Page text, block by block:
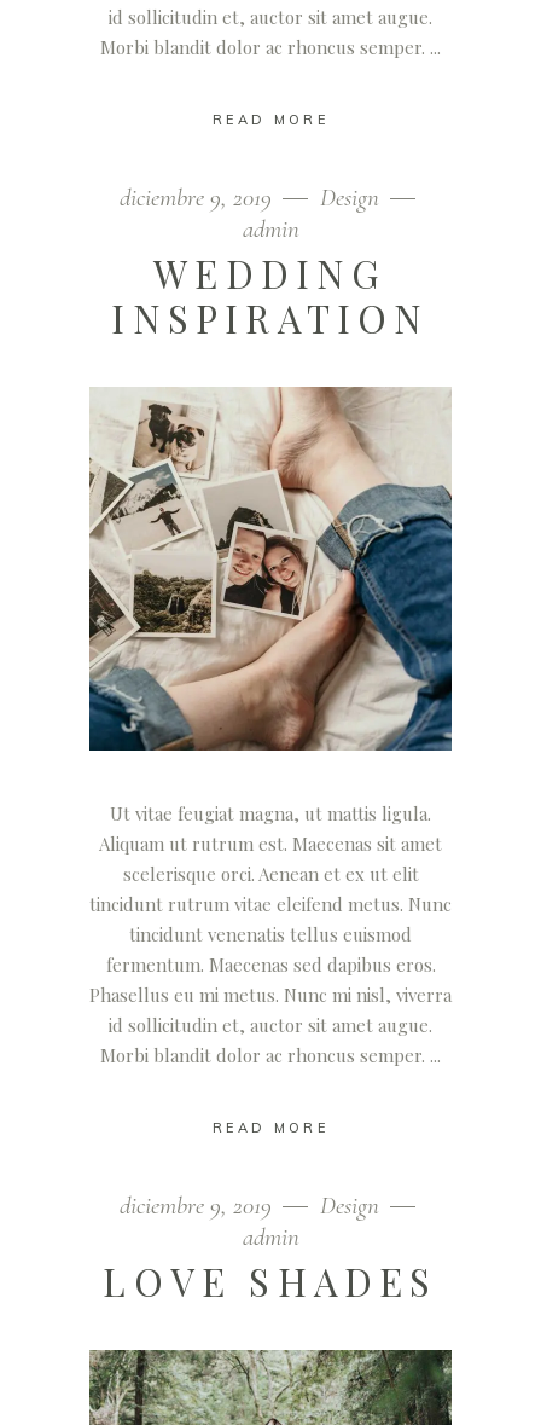
id sollicitudin et, auctor sit amet augue.
Morbi blandit dolor ac rhoncus semper.
READ MORE
diciembre 9, 2019
Design
admin
WEDDING
INSPIRATION
Ut vitae feugiat magna, ut mattis ligula.
Aliquam ut rutrum est. Maecenas sit amet
scelerisque orci. Aenean et ex ut elit
tincidunt rutrum vitae eleifend metus. Nunc
tincidunt venenatis tellus euismod
fermentum. Maecenas sed dapibus eros.
Phasellus eu mi metus. Nunc mi nisl, viverra
id sollicitudin et, auctor sit amet augue.
Morbi blandit dolor ac rhoncus semper.
READ MORE
diciembre 9, 2019
Design
admin
LOVE SHADES